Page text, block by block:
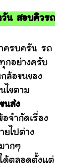
วัน สอบคิวรถ
รบครัน รถ
กอย่างครับ
ล้อขนของ
ไขตาม
นส่ง
อจำกัดเรื่อง
ยไปต่าง
ากๆ
ด้ตลอดตั้งแต่